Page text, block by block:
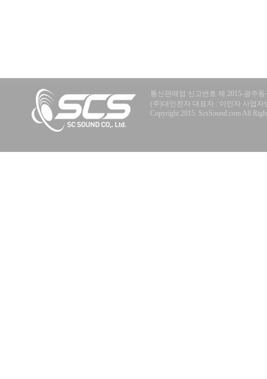
통신판매업 신고번호 제 2015-광주
(주)대인전자 대표자 : 이민자 사업자
Copyright 2015. ScsSound.com All